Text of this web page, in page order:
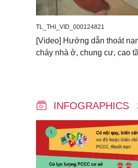
TL_THI_VID_000124821
[Video] Hướng dẫn thoát
cháy nhà ở, chung cư, cao
INFOGRAPHICS